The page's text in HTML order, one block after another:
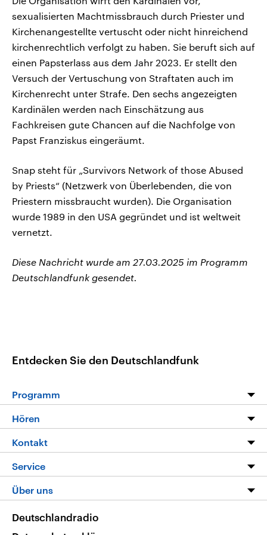
sexualisierten Machtmissbrauch durch Priester und
Kirchenangestellte vertuscht oder nicht hinreichend
kirchenrechtlich verfolgt zu haben. Sie beruft sich auf
einen Papsterlass aus dem Jahr 2023. Er stellt den
Versuch der Vertuschung von Straftaten auch im
Kirchenrecht unter Strafe. Den sechs angezeigten
Kardinälen werden nach Einschätzung aus
Fachkreisen gute Chancen auf die Nachfolge von
Papst Franziskus eingeräumt.
Snap steht für „Survivors Network of those Abused
by Priests“ (Netzwerk von Überlebenden, die von
Priestern missbraucht wurden). Die Organisation
wurde 1989 in den USA gegründet und ist weltweit
vernetzt.
Diese Nachricht wurde am 27.03.2025 im Programm
Deutschlandfunk gesendet.
Entdecken Sie den Deutschlandfunk
Programm
Programm
Die Nachrichten
Nachrichtenleicht
Neue Beiträge auf dlf.de
Hören
Livestream
Podcasts
Deutschlandfunk App
Nachrichten App
Kontakt
Hörerservice
Service
FAQ
Veranstaltungen
Über uns
Deutschlandradio